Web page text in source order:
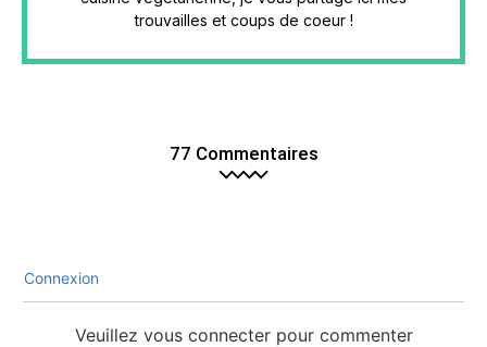
trouvailles et coups de coeur !
77 Commentaires
Connexion
Veuillez vous connecter pour commenter